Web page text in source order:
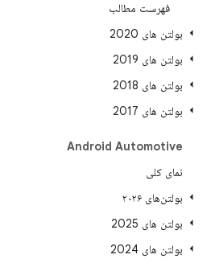
فهرست مطالب
بولتن های 2020
بولتن های 2019
بولتن های 2018
بولتن های 2017
Android Automotive
نمای کلی
بولتن‌های ۲۰۲۶
بولتن های 2025
بولتن های 2024